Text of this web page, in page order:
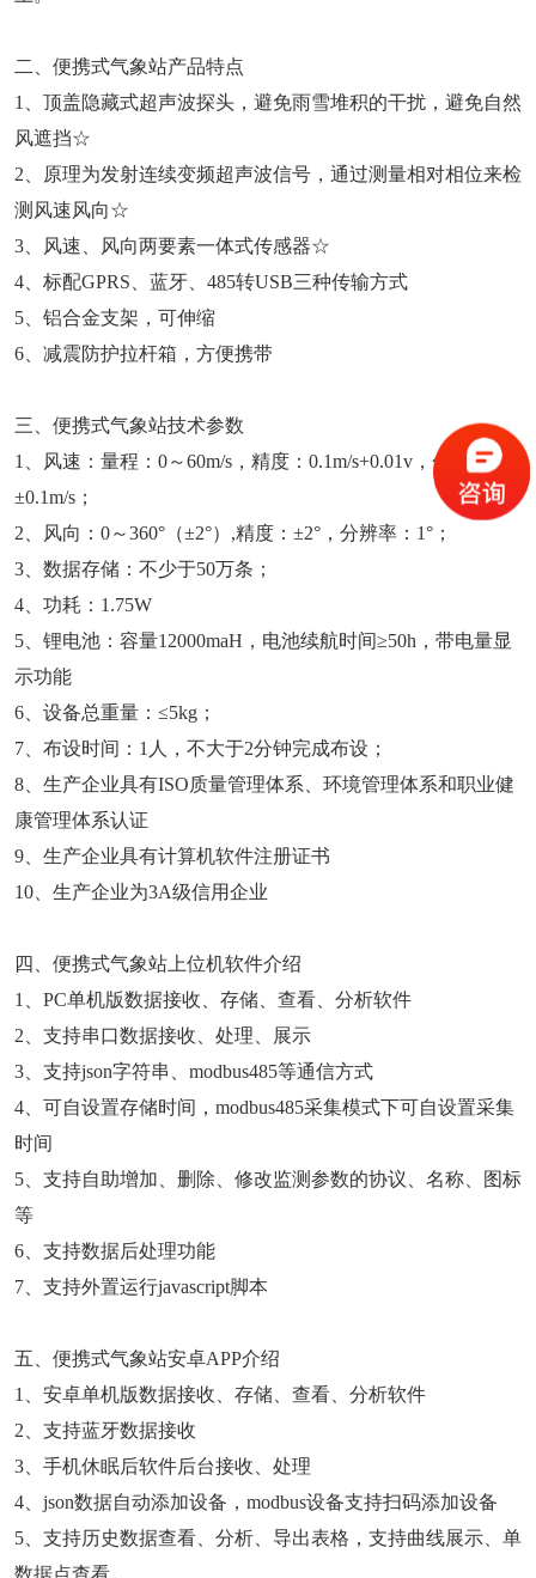
二、便携式气象站产品特点
1、顶盖隐藏式超声波探头，避免雨雪堆积的干扰，避免自然
风遮挡☆
2、原理为发射连续变频超声波信号，通过测量相对相位来检
测风速风向☆
3、风速、风向两要素一体式传感器☆
4、标配GPRS、蓝牙、485转USB三种传输方式
5、铝合金支架，可伸缩
6、减震防护拉杆箱，方便携带
三、便携式气象站技术参数
1、风速：量程：0～60m/s，精度：0.1m/s+0.01v，分辨率：
±0.1m/s；
2、风向：0～360°（±2°）,精度：±2°，分辨率：1°；
3、数据存储：不少于50万条；
4、功耗：1.75W
5、锂电池：容量12000maH，电池续航时间≥50h，带电量显
示功能
6、设备总重量：≤5kg；
7、布设时间：1人，不大于2分钟完成布设；
8、生产企业具有ISO质量管理体系、环境管理体系和职业健
康管理体系认证
9、生产企业具有计算机软件注册证书
10、生产企业为3A级信用企业
四、便携式气象站上位机软件介绍
1、PC单机版数据接收、存储、查看、分析软件
2、支持串口数据接收、处理、展示
3、支持json字符串、modbus485等通信方式
4、可自设置存储时间，modbus485采集模式下可自设置采集
时间
5、支持自助增加、删除、修改监测参数的协议、名称、图标
等
6、支持数据后处理功能
7、支持外置运行javascript脚本
五、便携式气象站安卓APP介绍
1、安卓单机版数据接收、存储、查看、分析软件
2、支持蓝牙数据接收
3、手机休眠后软件后台接收、处理
4、json数据自动添加设备，modbus设备支持扫码添加设备
5、支持历史数据查看、分析、导出表格，支持曲线展示、单
数据点查看。